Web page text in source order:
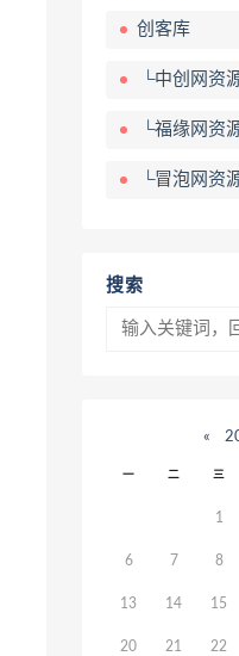
创客库
└中创网资
└福缘网资
└冒泡网资
搜索
«
一 二 三
1
6 7 8
13 14 15
20 21 22